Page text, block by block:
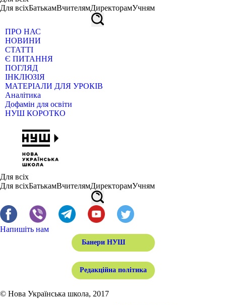
Для всіхБатькамВчителямДиректорамУчням
ПРО НАС
НОВИНИ
СТАТТІ
Є ПИТАННЯ
ПОГЛЯД
ІНКЛЮЗІЯ
МАТЕРІАЛИ ДЛЯ УРОКІВ
Аналітика
Дофамін для освіти
НУШ КОРОТКО
Для всіх
Для всіхБатькамВчителямДиректорамУчням
Напишіть нам
Банери НУШ
Редакційна політика
© Нова Українська школа, 2017